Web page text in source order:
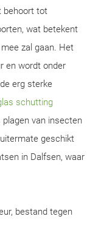
behoort tot
wat betekent
zal gaan. Het
en wordt onder
erg sterke
schutting
van insecten
geschikt
in Dalfsen, waar
bestand tegen